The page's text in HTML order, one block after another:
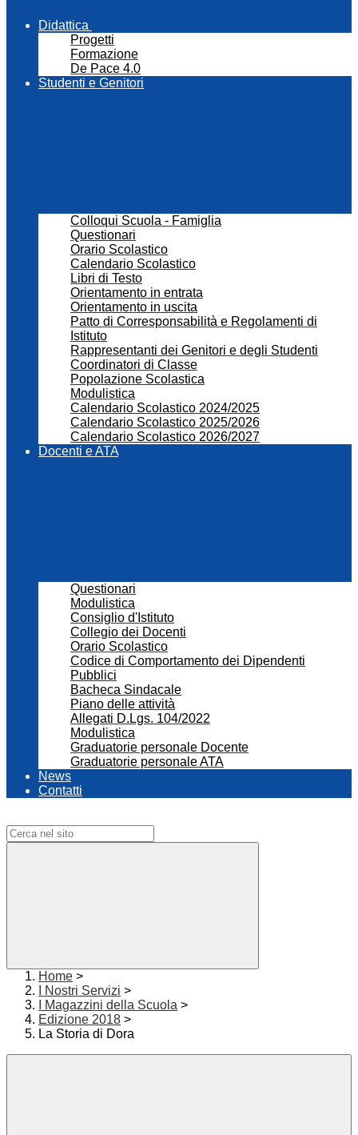
Didattica
Progetti
Formazione
De Pace 4.0
Studenti e Genitori
Colloqui Scuola - Famiglia
Questionari
Orario Scolastico
Calendario Scolastico
Libri di Testo
Orientamento in entrata
Orientamento in uscita
Patto di Corresponsabilità e Regolamenti di
Istituto
Rappresentanti dei Genitori e degli Studenti
Coordinatori di Classe
Popolazione Scolastica
Modulistica
Calendario Scolastico 2024/2025
Calendario Scolastico 2025/2026
Calendario Scolastico 2026/2027
Docenti e ATA
Questionari
Modulistica
Consiglio d'Istituto
Collegio dei Docenti
Orario Scolastico
Codice di Comportamento dei Dipendenti
Pubblici
Bacheca Sindacale
Piano delle attività
Allegati D.Lgs. 104/2022
Modulistica
Graduatorie personale Docente
Graduatorie personale ATA
News
Contatti
Home >
I Nostri Servizi >
I Magazzini della Scuola >
Edizione 2018 >
La Storia di Dora